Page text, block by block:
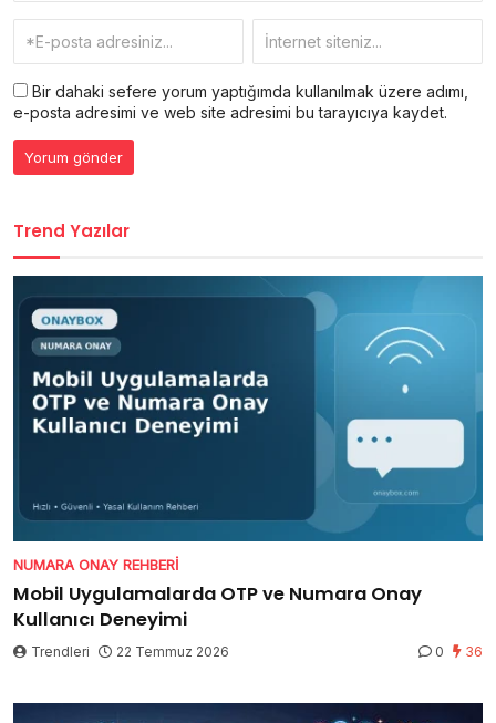
Bir dahaki sefere yorum yaptığımda kullanılmak üzere adımı,
e-posta adresimi ve web site adresimi bu tarayıcıya kaydet.
Trend Yazılar
NUMARA ONAY REHBERI
Mobil Uygulamalarda OTP ve Numara Onay
Kullanıcı Deneyimi
Trendleri 22 Temmuz 2026 0 36